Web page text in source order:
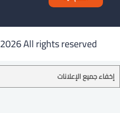
2026 All rights reserved ©
إخفاء جميع الإعلانات